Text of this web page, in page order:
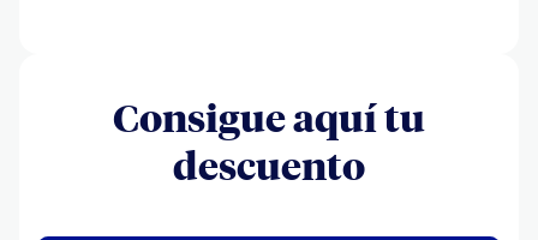
Consigue aquí tu
descuento